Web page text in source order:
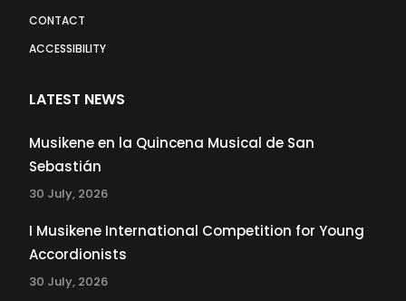
CONTACT
ACCESSIBILITY
LATEST NEWS
Musikene en la Quincena Musical de San
Sebastián
30 July, 2026
I Musikene International Competition for Young
Accordionists
30 July, 2026